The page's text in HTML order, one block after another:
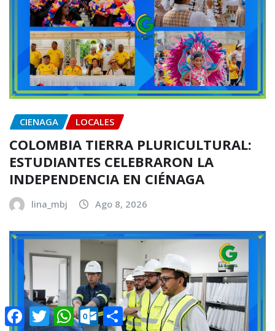
CIENAGA LOCALES
COLOMBIA TIERRA PLURICULTURAL:
ESTUDIANTES CELEBRARON LA
INDEPENDENCIA EN CIÉNAGA
lina_mbj Ago 8, 2026
Facebook
TwitterWhatsAppOutlook.com
Compartir